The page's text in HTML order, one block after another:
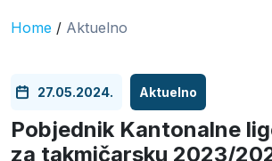
Home / Aktuelno
27.05.2024. Aktuelno
Pobjednik Kantonalne
za takmičarsku 2023/